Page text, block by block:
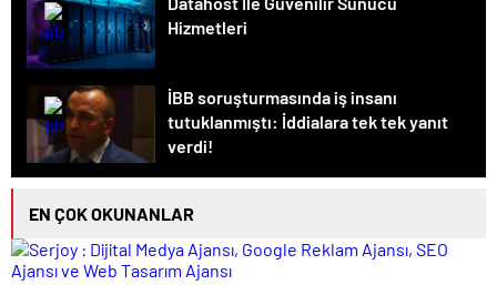
Hizmetleri
İBB soruşturmasında iş insanı
tutuklanmıştı: İddialara tek tek yanıt
verdi!
EN ÇOK OKUNANLAR